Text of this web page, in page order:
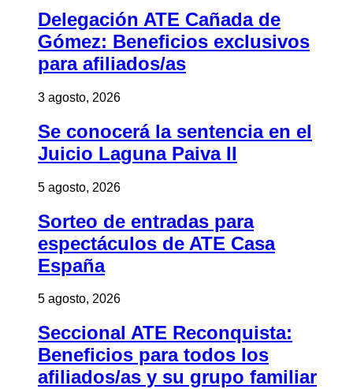
Delegación ATE Cañada de
Gómez: Beneficios exclusivos
para afiliados/as
3 agosto, 2026
Se conocerá la sentencia en el
Juicio Laguna Paiva II
5 agosto, 2026
Sorteo de entradas para
espectáculos de ATE Casa
España
5 agosto, 2026
Seccional ATE Reconquista:
Beneficios para todos los
afiliados/as y su grupo familiar